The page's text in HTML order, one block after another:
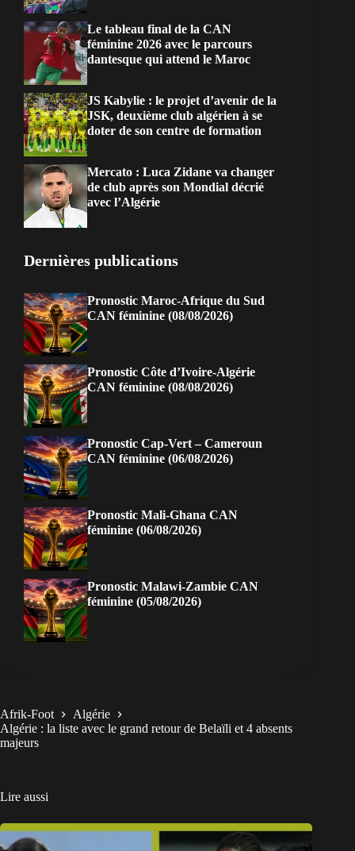
Le tableau final de la CAN
féminine 2026 avec le parcours
dantesque qui attend le Maroc
JS Kabylie : le projet d’avenir de la
JSK, deuxième club algérien à se
doter de son centre de formation
Mercato : Luca Zidane va changer
de club après son Mondial décrié
avec l’Algérie
Dernières publications
Pronostic Maroc-Afrique du Sud
CAN féminine (08/08/2026)
Pronostic Côte d’Ivoire-Algérie
CAN féminine (08/08/2026)
Pronostic Cap-Vert – Cameroun
CAN féminine (06/08/2026)
Pronostic Mali-Ghana CAN
féminine (06/08/2026)
Pronostic Malawi-Zambie CAN
féminine (05/08/2026)
Afrik-Foot
Algérie
Algérie : la liste avec le grand retour de Belaïli et 4 absents
majeurs
Lire aussi